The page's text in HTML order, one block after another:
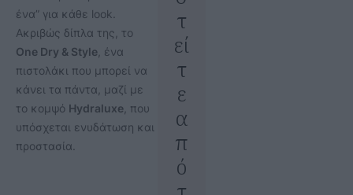
ένα” για κάθε look.
Ακριβώς δίπλα της, το
One Dry & Style , ένα
πιστολάκι που μπορεί να
κάνει τα πάντα, μαζί με
το κομψό Hydraluxe , που
υπόσχεται ενυδάτωση και
προστασία.
τ
εί
τ
ε
α
π
ό